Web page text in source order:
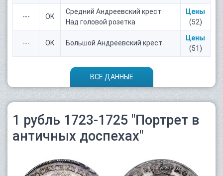
--- OK
Средний Андреевский крест.
Над головой розетка
Цены
(52)
--- OK Большой Андреевский крест
Цены
(51)
ВСЕ ДАННЫЕ
1 рубль 1723-1725 "Портрет в
античных доспехах"